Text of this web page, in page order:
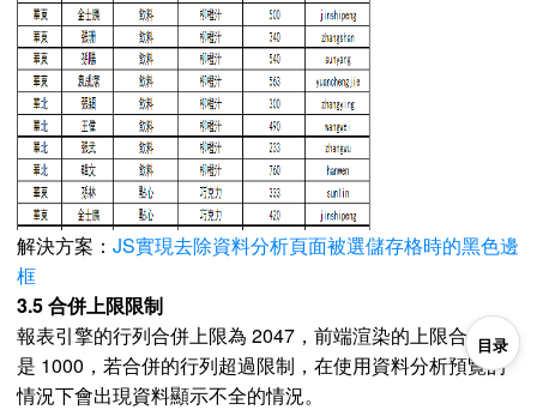
解決方案： JS實現去除資料分析頁面被選儲存格時的黑色邊
框
3.5 合併上限限制
報表引擎的行列合併上限為 2047，前端渲染的上限合併數
是 1000，若合併的行列超過限制，在使用資料分析預覽的
情況下會出現資料顯示不全的情況。
目录